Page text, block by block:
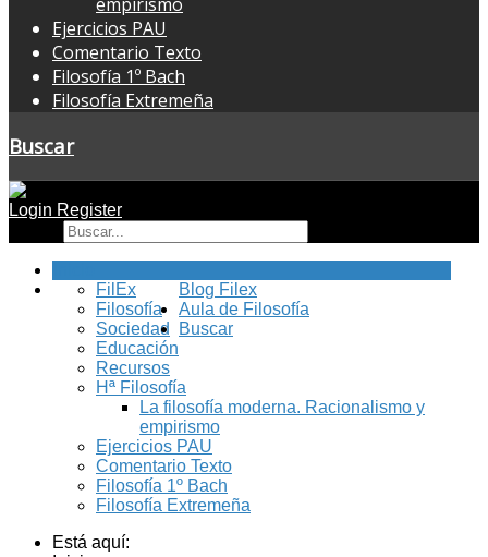
Ejercicios PAU
Comentario Texto
Filosofía 1º Bach
Filosofía Extremeña
Buscar
Login Register
Blog Filex
FilEx
Filosofía
Sociedad
Educación
Recursos
Aula de Filosofía
Hª Filosofía
La filosofía moderna. Racionalismo y
empirismo
Ejercicios PAU
Comentario Texto
Filosofía 1º Bach
Filosofía Extremeña
Buscar
Está aquí: